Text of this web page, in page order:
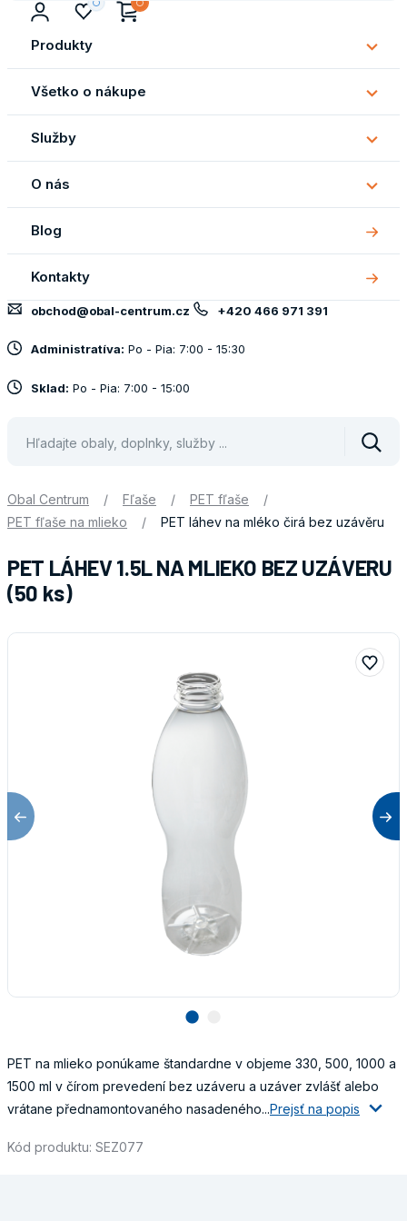
Produkty
Všetko o nákupe
o
Služby
O nás
O
nás
Blog
Kontakty
obchod@obal-centrum.cz +420 466 971 391
Administratíva: Po - Pia: 7:00 - 15:30
Sklad: Po - Pia: 7:00 - 15:00
Obal Centrum / Fľaše / PET fľaše
/
PET fľaše na mlieko
/ PET láhev na mléko čirá bez uzávěru
PET LÁHEV 1.5L NA MLIEKO BEZ UZÁVERU
(50 ks)
lens
PET na mlieko ponúkame štandardne v objeme 330, 500, 1000 a
1500 ml v čírom prevedení bez uzáveru a uzáver zvlášť alebo
vrátane přednamontovaného nasadeného...Prejsť na popis
Kód produktu: SEZ077